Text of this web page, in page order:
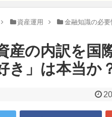
資産運用 金融知識の必要
産の内訳を国
き」は本当か